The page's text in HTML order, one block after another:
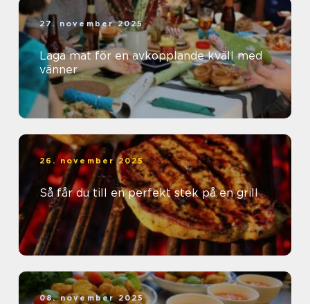
27. november 2025
Laga mat för en avkopplande kväll med
vänner
26. november 2025
Så får du till en perfekt stek på en grill
08. november 2025